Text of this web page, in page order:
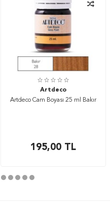
Artdeco
Artdeco Cam Boyası 25 ml Bakır
195,00TL